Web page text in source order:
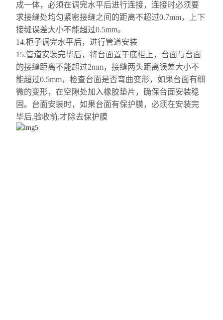
成一体，必须在调完水平后进行连接，连接时必须要
求接缝处均匀紧密接缝之间的距离不超过0.7mm，上下
接缝误差大小不能超过0.5mm。
14.柜子调完水平后，进行管道安装
15.管道安装完毕后，将台面置于底柜上，台面与台面
的接缝距离不能超过2mm，接缝两头距离误差大小不
能超过0.5mm，检查台面是否弯曲变形，如果台面有细
微的变形，在空隙处加入橡胶垫片，确保台面安装稳
固。台面安装时，如果台面有保护膜，必须在安装完
毕后,验收前,才除去保护膜